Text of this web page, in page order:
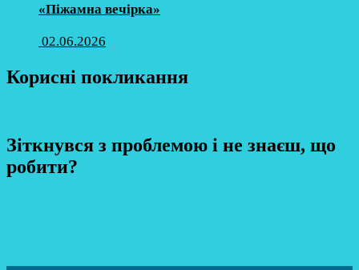
«Піжамна вечірка»
02.06.2026
Корисні покликання
Зіткнувся з проблемою і не знаєш, що
робити?